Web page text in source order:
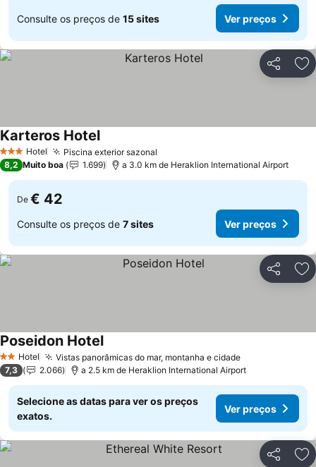
Consulte os preços de 15 sites Ver preços
Partilhar
3 EstrelasHotel Piscina exterior sazonal
Karteros Hotel
8,2 Muito boa 1.699 a 3.0 km de Heraklion International Airport
De € 42
Consulte os preços de 7 sites Ver preços
Partilhar
2 Estrelas
Hotel Vistas panorâmicas do mar, montanha e cidade
Poseidon Hotel
7,3 2.066 a 2.5 km de Heraklion International Airport
Selecione as datas para ver os preços
exatos.
Ver preços
Partilhar